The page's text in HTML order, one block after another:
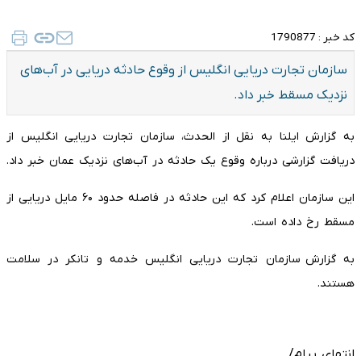
کد خبر : 1790877
سازمان تجارت دریایی انگلیس از وقوع حادثه دریایی در آب‌های
نزدیک مسقط خبر داد.
به گزارش ایلنا به نقل از الحدث، سازمان تجارت دریایی انگلیس از
دریافت گزارشی درباره وقوع یک حادثه در آب‌های نزدیک عمان خبر داد.
این سازمان اعلام کرد که این حادثه در فاصله حدود ۶۰ مایل دریایی از
مسقط رخ داده است.
به گزارش سازمان تجارت دریایی انگلیس خدمه و تانکر در سلامت
هستند.